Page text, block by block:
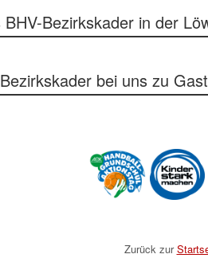
Bezirkskader in der
bei uns zu Gast
Zurück zur